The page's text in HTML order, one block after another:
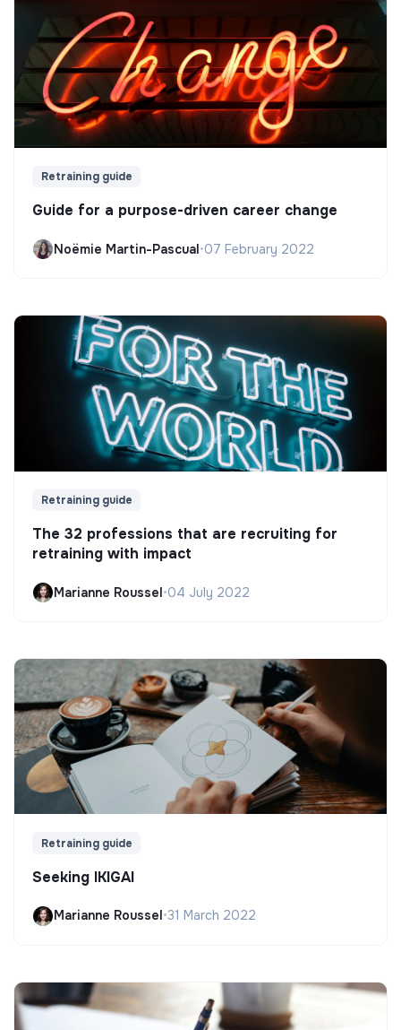
Retraining guide
Guide for a purpose-driven career change
Noëmie Martin-Pascual•07 February 2022
Retraining guide
The 32 professions that are recruiting for
retraining with impact
Marianne Roussel•04 July 2022
Retraining guide
Seeking IKIGAI
Marianne Roussel•31 March 2022